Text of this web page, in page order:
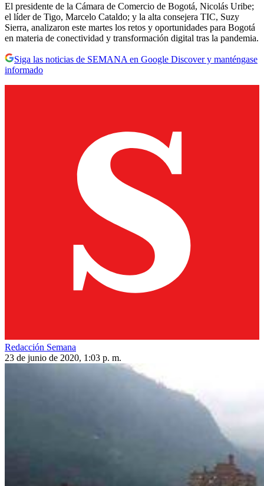
El presidente de la Cámara de Comercio de Bogotá, Nicolás Uribe;
el líder de Tigo, Marcelo Cataldo; y la alta consejera TIC, Suzy
Sierra, analizaron este martes los retos y oportunidades para Bogotá
en materia de conectividad y transformación digital tras la pandemia.
Siga las noticias de SEMANA en Google Discover y manténgase
informado
Redacción Semana
23 de junio de 2020, 1:03 p. m.